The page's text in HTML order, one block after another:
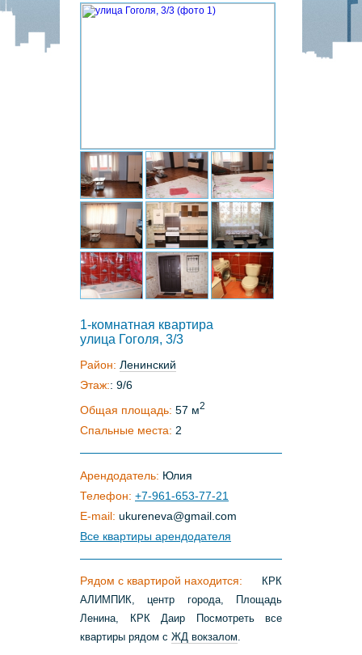
1-комнатная квартира
улица Гоголя, 3/3
Район: Ленинский
Этаж:: 9/6
Общая площадь: 57 м2
Спальные места: 2
Арендодатель: Юлия
Телефон: +7-961-653-77-21
E-mail: ukureneva@gmail com
Все квартиры арендодателя
Рядом с квартирой находится: КРК
АЛИМПИК, центр города, Площадь
Ленина, КРК Даир Посмотреть все
квартиры рядом с ЖД вокзалом